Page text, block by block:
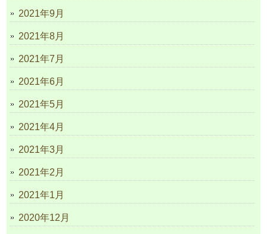
2021年9月
2021年8月
2021年7月
2021年6月
2021年5月
2021年4月
2021年3月
2021年2月
2021年1月
2020年12月